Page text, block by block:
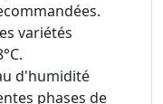
variétés
d'humidité
phases de